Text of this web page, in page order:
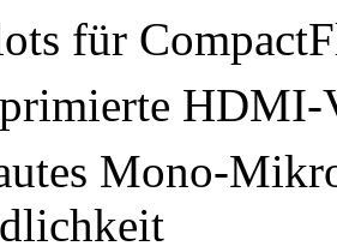
für
HDMI-
Mono-